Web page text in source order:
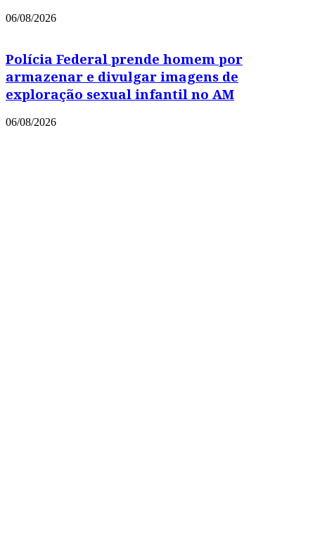
06/08/2026
Polícia Federal prende homem por
armazenar e divulgar imagens de
exploração sexual infantil no AM
06/08/2026